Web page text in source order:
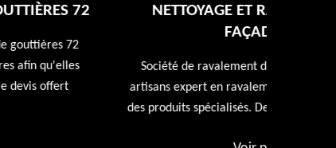
NETTOYAGE ET RAVALEMENT DE
de ravalement de façade 72 Sarthe nos
expert en ravalement de façade utiliseront
produits spécialisés. Devis et déplacement offert